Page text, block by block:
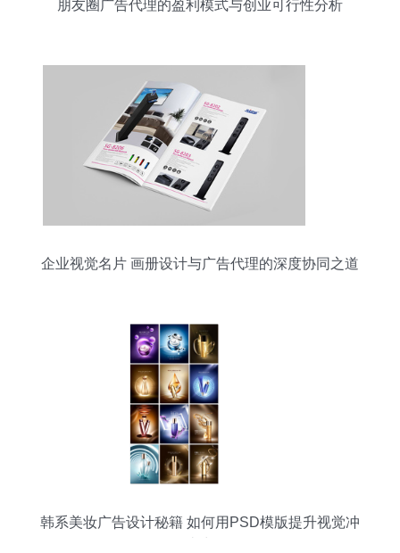
朋友圈广告代理的盈利模式与创业可行性分析
企业视觉名片 画册设计与广告代理的深度协同之道
韩系美妆广告设计秘籍 如何用PSD模版提升视觉冲